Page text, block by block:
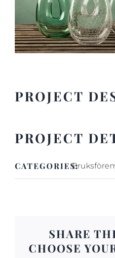
PROJECT
PROJECT
CATEGORIES:
SHARE
CHOOSE